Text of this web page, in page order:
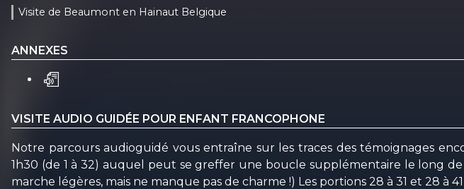
Visite de Beaumont en Hainaut Belgique
ANNEXES
VISITE AUDIO GUIDÉE POUR ENFANT FRANCOPHONE
Notre parcours audioguidé vous entraîne sur les traces des témoignages
1h30 (de 1 à 32) auquel peut se greffer une boucle supplémentaire le long
marche légères, mais ne manque pas de charme !) Les portions 28 à 31 et 28 à